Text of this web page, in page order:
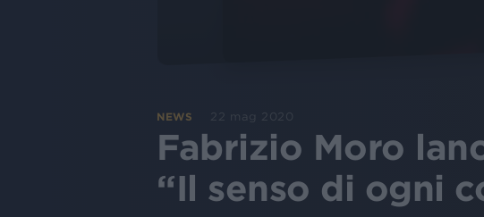
NEWS 22 mag 2020
Fabrizio Moro
“Il senso di ogni